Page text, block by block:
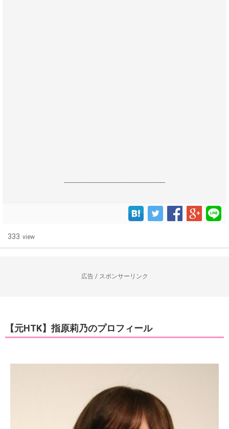
------------------------------------------------------------------
333 view
広告 / スポンサーリンク
【元HTK】指原莉乃のプロフィール